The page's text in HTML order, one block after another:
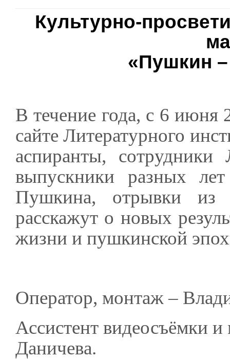
Культурно-
«Пушкин
В течение года, с 6 июня
сайте Литературного
аспиранты, сотрудники
выпускники разных лет
Пушкина, отрывки из
расскажут о новых
жизни и пушкинской
Оператор, монтаж –
Ассистент видеосъёмки
Даничева.